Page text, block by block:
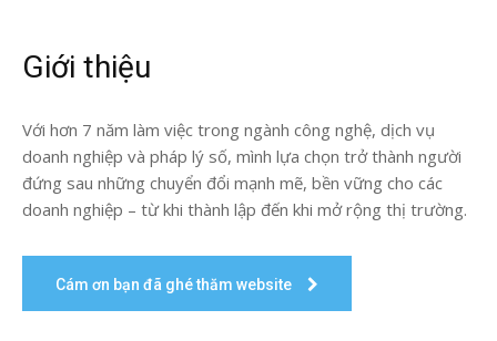
Giới thiệu
Với hơn 7 năm làm việc trong ngành công nghệ, dịch vụ
doanh nghiệp và pháp lý số, mình lựa chọn trở thành người
đứng sau những chuyển đổi mạnh mẽ, bền vững cho các
doanh nghiệp – từ khi thành lập đến khi mở rộng thị trường.
Cám ơn bạn đã ghé thăm website